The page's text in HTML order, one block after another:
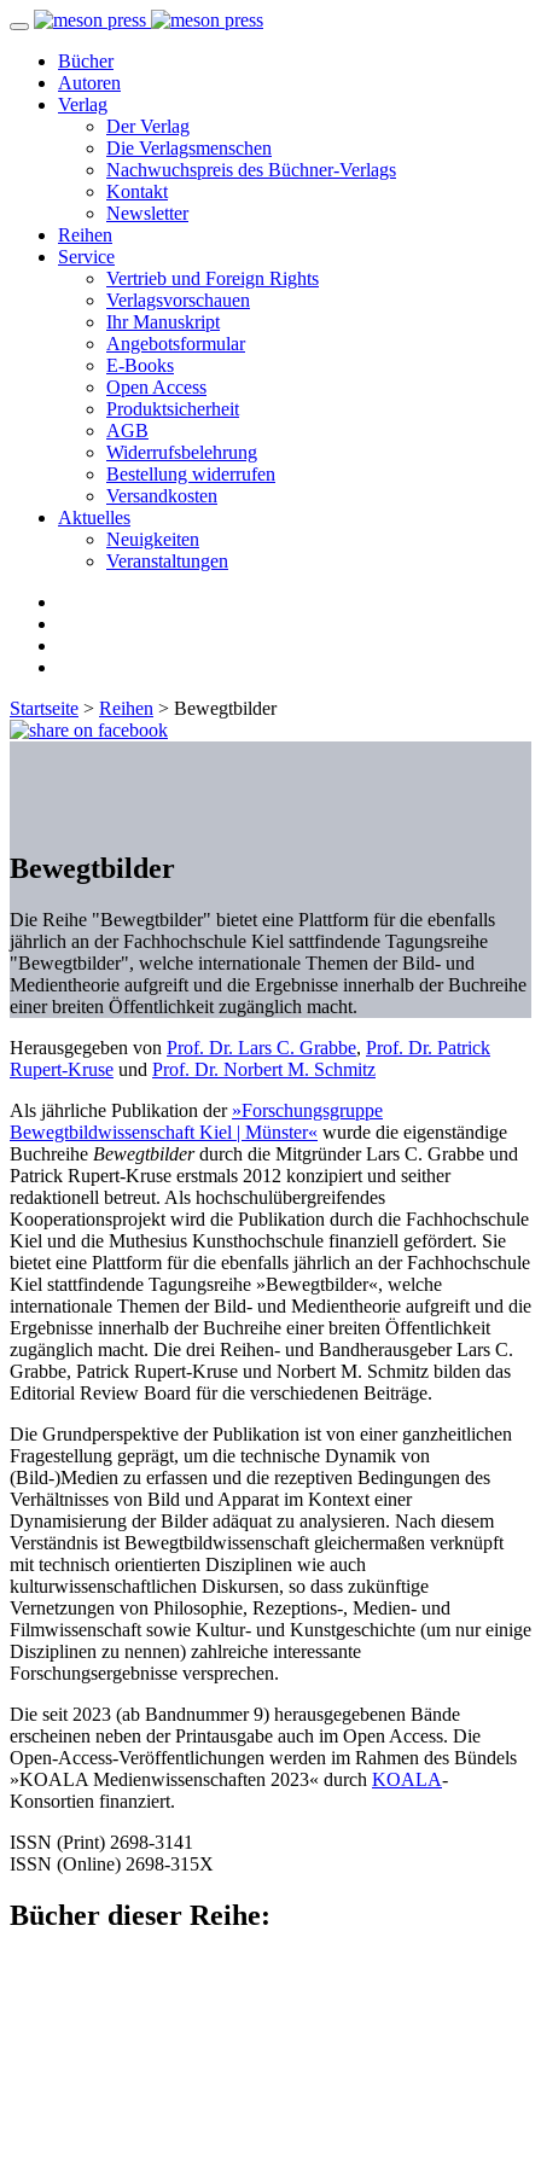
Bücher
Autoren
Verlag
Der Verlag
Die Verlagsmenschen
Nachwuchspreis des Büchner-Verlags
Kontakt
Newsletter
Reihen
Service
Vertrieb und Foreign Rights
Verlagsvorschauen
Ihr Manuskript
Angebotsformular
E-Books
Open Access
Produktsicherheit
AGB
Widerrufsbelehrung
Bestellung widerrufen
Versandkosten
Aktuelles
Neuigkeiten
Veranstaltungen
Startseite > Reihen > Bewegtbilder
Bewegtbilder
Die Reihe "Bewegtbilder" bietet eine Plattform für die ebenfalls
jährlich an der Fachhochschule Kiel sattfindende Tagungsreihe
"Bewegtbilder", welche internationale Themen der Bild- und
Medientheorie aufgreift und die Ergebnisse innerhalb der Buchreihe
einer breiten Öffentlichkeit zugänglich macht.
Herausgegeben von Prof. Dr. Lars C. Grabbe, Prof. Dr. Patrick
Rupert-Kruse und Prof. Dr. Norbert M. Schmitz
Als jährliche Publikation der »Forschungsgruppe
Bewegtbildwissenschaft Kiel | Münster« wurde die eigenständige
Buchreihe Bewegtbilderdurch die Mitgründer Lars C. Grabbe und
Patrick Rupert-Kruse erstmals 2012 konzipiert und seither
redaktionell betreut. Als hochschulübergreifendes
Kooperationsprojekt wird die Publikation durch die Fachhochschule
Kiel und die Muthesius Kunsthochschule finanziell gefördert. Sie
bietet eine Plattform für die ebenfalls jährlich an der Fachhochschule
Kiel stattfindende Tagungsreihe »Bewegtbilder«, welche
internationale Themen der Bild- und Medientheorie aufgreift und die
Ergebnisse innerhalb der Buchreihe einer breiten Öffentlichkeit
zugänglich macht. Die drei Reihen- und Bandherausgeber Lars C.
Grabbe, Patrick Rupert-Kruse und Norbert M. Schmitz bilden das
Editorial Review Board für die verschiedenen Beiträge.
Die Grundperspektive der Publikation ist von einer ganzheitlichen
Fragestellung geprägt, um die technische Dynamik von
(Bild-)Medien zu erfassen und die rezeptiven Bedingungen des
Verhältnisses von Bild und Apparat im Kontext einer
Dynamisierung der Bilder adäquat zu analysieren. Nach diesem
Verständnis ist Bewegtbildwissenschaft gleichermaßen verknüpft
mit technisch orientierten Disziplinen wie auch
kulturwissenschaftlichen Diskursen, so dass zukünftige
Vernetzungen von Philosophie, Rezeptions-, Medien- und
Filmwissenschaft sowie Kultur- und Kunstgeschichte (um nur einige
Disziplinen zu nennen) zahlreiche interessante
Forschungsergebnisse versprechen.
Die seit 2023 (ab Bandnummer 9) herausgegebenen Bände
erscheinen neben der Printausgabe auch im Open Access. Die
Open-Access-Veröffentlichungen werden im Rahmen des Bündels
»KOALA Medienwissenschaften 2023« durch KOALA-
Konsortien finanziert.
ISSN (Print) 2698-3141
ISSN (Online) 2698-315X
Bücher dieser Reihe: